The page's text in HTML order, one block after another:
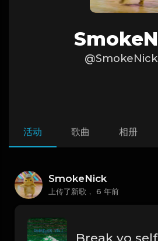
活动 歌曲 相册
SmokeNick
上传了新歌， 6 年前